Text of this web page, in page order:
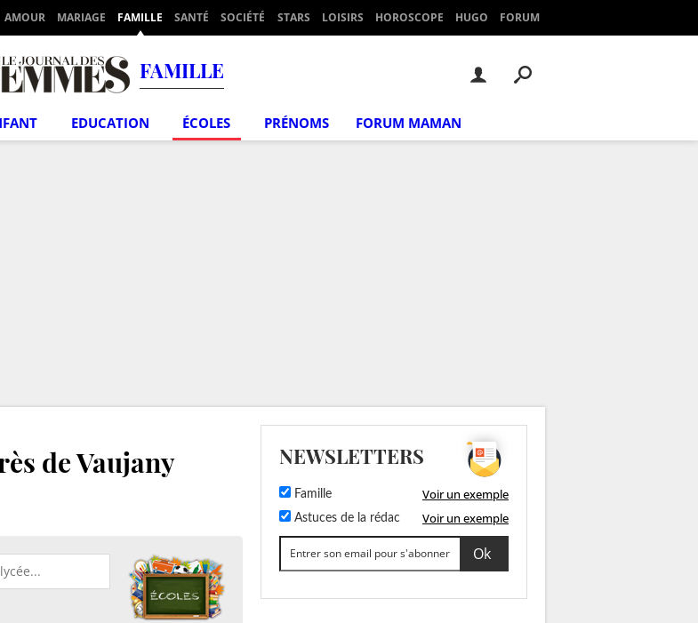
AMOUR MARIAGE FAMILLE SANTÉ SOCIÉTÉ STARS LOISIRS HOROSCOPE HUGO FORUM
FAMILLE
EDUCATION ÉCOLES PRÉNOMS FORUM MAMAN
de Vaujany
NEWSLETTERS
Famille Voir un exemple
Astuces de la rédac Voir un exemple